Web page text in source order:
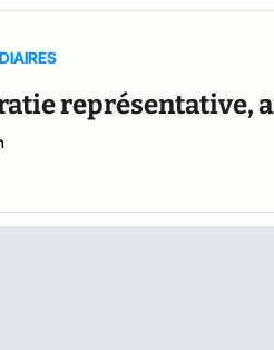
représentative,